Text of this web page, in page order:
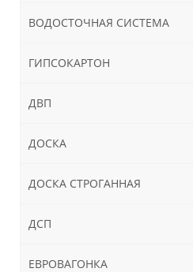
ВОДОСТОЧНАЯ СИСТЕМА
ГИПСОКАРТОН
ДВП
ДОСКА
ДОСКА СТРОГАННАЯ
ДСП
ЕВРОВАГОНКА